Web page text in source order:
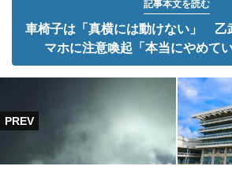
記事本文を読む
車椅子は「真横には動けない」 乙
マホに注意喚起「本当にやめて